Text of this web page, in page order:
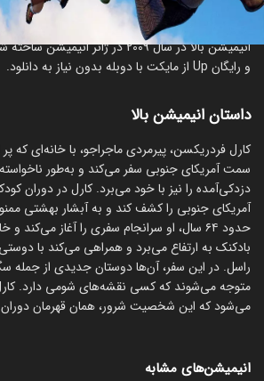
درباره انیمیشن بالا
انیمیشن بالا در سال 2009 در ژانر
و رایگان Up از مایکت با دوبله بدون نیاز به دانلود.
داستان انیمیشن بالا
کارل فردریکسن، پیرمردی ماجراجو، با خانه‌ای که
سمت آمریکای جنوبی سفر می‌کند و به‌طور
دزدکی‌آمده را نیز با خود می‌برد. کارل در دوران
آمریکای جنوبی را کشف کند و به آبشار بهشتی
حدود ۶۴ سال، او سرانجام سفری را آغاز می‌کند
بادکنک به ارتفاع می‌برد و همراهی می‌کند با
راسل. در این سفر، آن‌ها دوستان جدیدی از جمله
متوجه می‌شوند که کسی نقشه‌های شومی دارد.
می‌شود که این شخصیت شرور، همان قهرمان
انیمیشن‌های مشابه